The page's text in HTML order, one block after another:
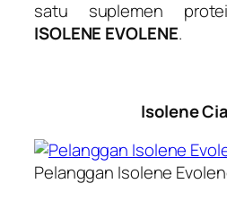
satu suplemen
ISOLENE EVOLENE.
Isolene
Pelanggan Isolene